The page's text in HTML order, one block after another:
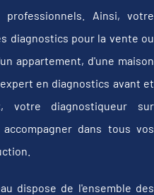
Ainsi, votre
diagnostics pour la vente ou
appartement, d'une maison
en diagnostics avant et
votre diagnostiqueur sur
accompagner dans tous vos
dispose de l'ensemble des